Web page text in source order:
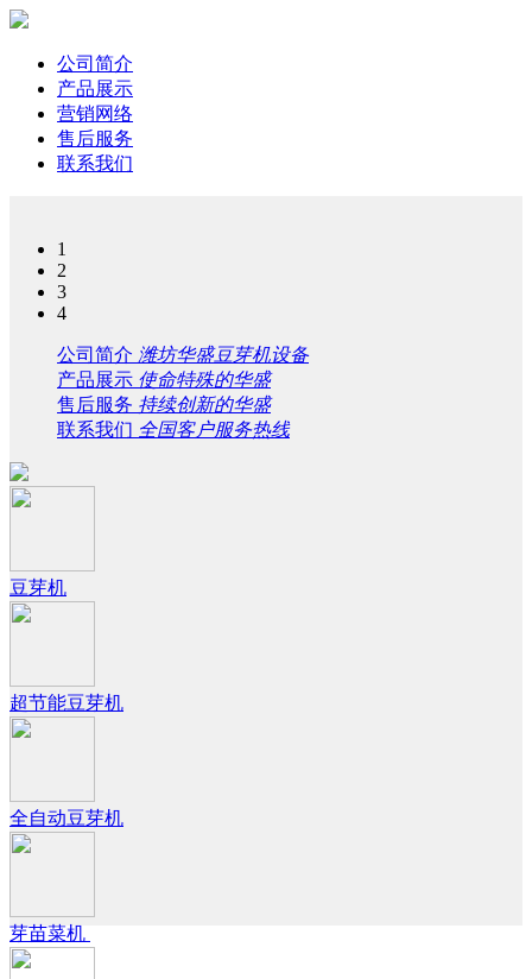
公司简介
产品展示
营销网络
售后服务
联系我们
1
2
3
4
公司简介 潍坊华盛豆芽机设备
产品展示 使命特殊的华盛
售后服务 持续创新的华盛
联系我们 全国客户服务热线
豆芽机
超节能豆芽机
全自动豆芽机
芽苗菜机